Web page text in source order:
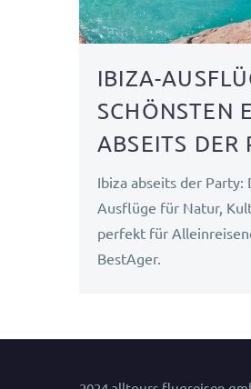
IBIZA-
SCHÖNSTEN
ABSEITS DER
Ibiza abseits der Party:
Ausflüge für Natur,
perfekt für
BestAger.